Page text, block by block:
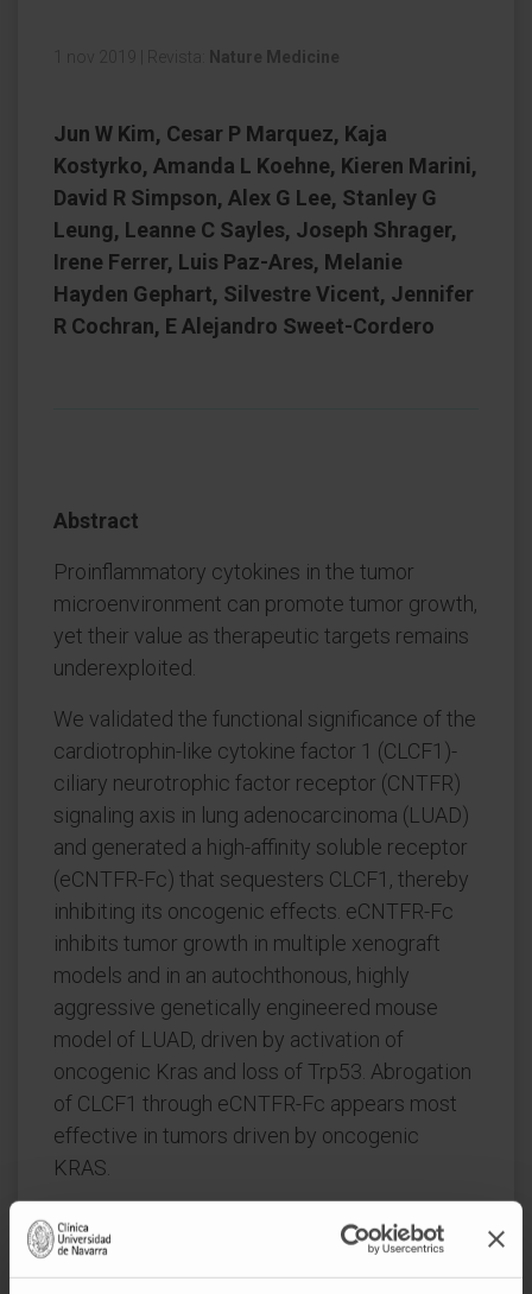
1 nov 2019 Revista: Nature Medicine
Jun W Kim, Cesar P Marquez, Kaja
Kostyrko, Amanda L Koehne, Kieren Marini,
David R Simpson, Alex G Lee, Stanley G
Leung, Leanne C Sayles, Joseph Shrager,
Irene Ferrer, Luis Paz-Ares, Melanie
Hayden Gephart, Silvestre Vicent, Jennifer
R Cochran, E Alejandro Sweet-Cordero
Abstract
Proinflammatory cytokines in the tumor
microenvironment can promote tumor growth,
yet their value as therapeutic targets remains
underexploited.
We validated the functional significance of the
cardiotrophin-like cytokine factor 1 (CLCF1)-
ciliary neurotrophic factor receptor (CNTFR)
signaling axis in lung adenocarcinoma (LUAD)
and generated a high-affinity soluble receptor
(eCNTFR-Fc) that sequesters CLCF1, thereby
inhibiting its oncogenic effects. eCNTFR-Fc
inhibits tumor growth in multiple xenograft
models and in an autochthonous, highly
aggressive genetically engineered mouse
model of LUAD, driven by activation of
oncogenic Kras and loss of Trp53. Abrogation
of CLCF1 through eCNTFR-Fc appears most
effective in tumors driven by oncogenic
KRAS.
We observed a correlation between the
effectiveness of eCNTFR-Fc and the
presence of KRAS mutations that retain the